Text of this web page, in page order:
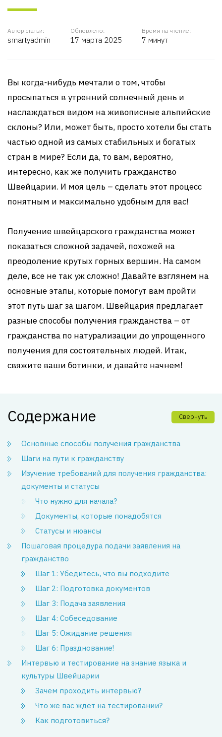
Автор статьи:
smartyadmin
Обновлено:
17 марта 2025
Время на чтение:
7 минут
Вы когда-нибудь мечтали о том, чтобы
просыпаться в утренний солнечный день и
наслаждаться видом на живописные альпийские
склоны? Или, может быть, просто хотели бы стать
частью одной из самых стабильных и богатых
стран в мире? Если да, то вам, вероятно,
интересно, как же получить гражданство
Швейцарии. И моя цель – сделать этот процесс
понятным и максимально удобным для вас!
Получение швейцарского гражданства может
показаться сложной задачей, похожей на
преодоление крутых горных вершин. На самом
деле, все не так уж сложно! Давайте взглянем на
основные этапы, которые помогут вам пройти
этот путь шаг за шагом. Швейцария предлагает
разные способы получения гражданства – от
гражданства по натурализации до упрощенного
получения для состоятельных людей. Итак,
свяжите ваши ботинки, и давайте начнем!
Содержание Свернуть
Основные способы получения гражданства
Шаги на пути к гражданству
Изучение требований для получения гражданства:
документы и статусы
Что нужно для начала?
Документы, которые понадобятся
Статусы и нюансы
Пошаговая процедура подачи заявления на
гражданство
Шаг 1: Убедитесь, что вы подходите
Шаг 2: Подготовка документов
Шаг 3: Подача заявления
Шаг 4: Собеседование
Шаг 5: Ожидание решения
Шаг 6: Празднование!
Интервью и тестирование на знание языка и
культуры Швейцарии
Зачем проходить интервью?
Что же вас ждет на тестировании?
Как подготовиться?